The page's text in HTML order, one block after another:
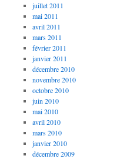
juillet 2011
mai 2011
avril 2011
mars 2011
février 2011
janvier 2011
décembre 2010
novembre 2010
octobre 2010
juin 2010
mai 2010
avril 2010
mars 2010
janvier 2010
décembre 2009